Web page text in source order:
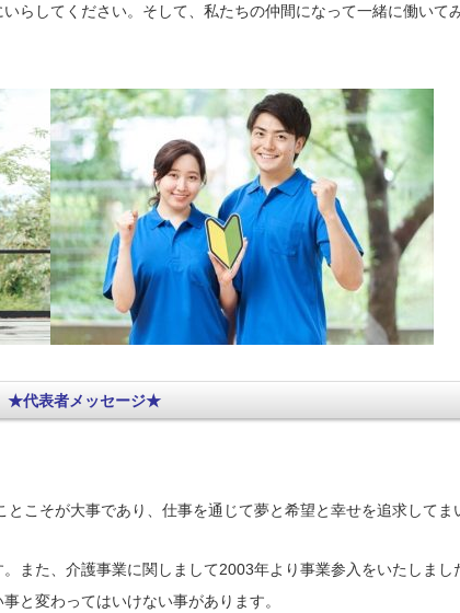
らしてください。そして、私たちの仲間になって一緒に働いて
★代表者メッセージ★
こそが大事であり、仕事を通じて夢と希望と幸せを追求してま
また、介護事業に関しまして2003年より事業参入をいたしまし
と変わってはいけない事があります。